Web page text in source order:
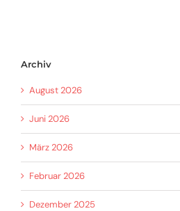
Archiv
August 2026
Juni 2026
März 2026
Februar 2026
Dezember 2025